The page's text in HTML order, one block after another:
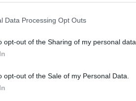
Data Processing Opt Outs
opt-out of the Sharing of my personal data.
opt-out of the Sale of my Personal Data.
col
estenderà la sua permanenza in